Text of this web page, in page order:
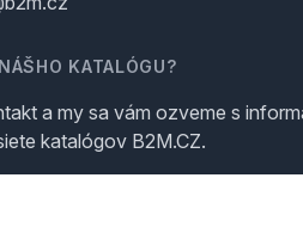
KATALÓGU?
a my sa vám ozveme s
katalógov B2M.CZ.